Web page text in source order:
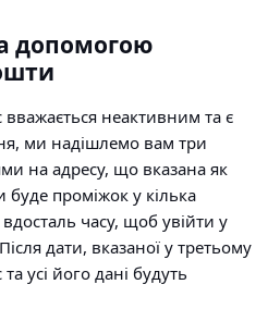
допомогою
неактивним та є
ми надішлемо вам три
на адресу, що вказана як
проміжок у кілька
часу, щоб увійти у
дати, вказаної у третьому
усі його дані будуть